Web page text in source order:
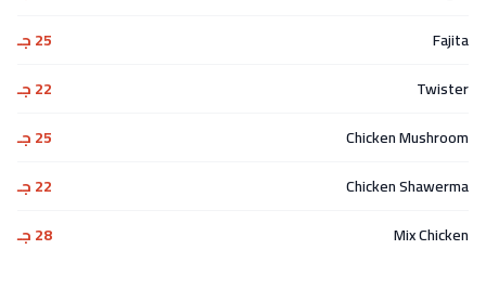
Fajita
25 جـ
Twister
22 جـ
Chicken Mushroom
25 جـ
Chicken Shawerma
22 جـ
Mix Chicken
28 جـ